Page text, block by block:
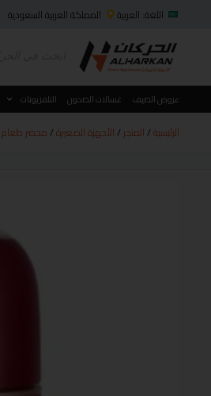
اللغة: العربية المملكة العربية السعودية
عروض الصيف غسالات الصحون التلفزيونات
الرئيسية/ المتجر / الأجهزة الصغيرة/ محضر طعام